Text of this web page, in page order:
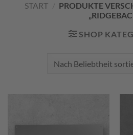
START
PRODUKTE
SHOP